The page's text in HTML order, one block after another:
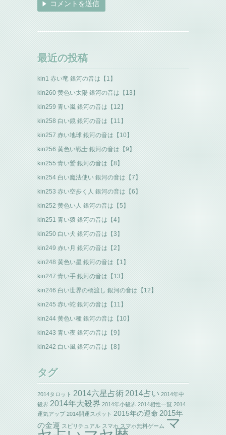
最近の投稿
kin1 赤い竜 銀河の音は【1】
kin260 黄色い太陽 銀河の音は【13】
kin259 青い嵐 銀河の音は【12】
kin258 白い鏡 銀河の音は【11】
kin257 赤い地球 銀河の音は【10】
kin256 黄色い戦士 銀河の音は【9】
kin255 青い鷲 銀河の音は【8】
kin254 白い魔法使い 銀河の音は【7】
kin253 赤い空歩く人 銀河の音は【6】
kin252 黄色い人 銀河の音は【5】
kin251 青い猿 銀河の音は【4】
kin250 白い犬 銀河の音は【3】
kin249 赤い月 銀河の音は【2】
kin248 黄色い星 銀河の音は【1】
kin247 青い手 銀河の音は【13】
kin246 白い世界の橋渡し 銀河の音は【12】
kin245 赤い蛇 銀河の音は【11】
kin244 黄色い種 銀河の音は【10】
kin243 青い夜 銀河の音は【9】
kin242 白い風 銀河の音は【8】
タグ
2014タロット 2014六星占術2014占い 2014年中
殺界 2014年大殺界 2014年小殺界 2014相性一覧 2014
運気アップ 2014開運スポット 2015年の運命2015年
の金運 スピリチュアル スマホ スマホ無料ゲーム マ